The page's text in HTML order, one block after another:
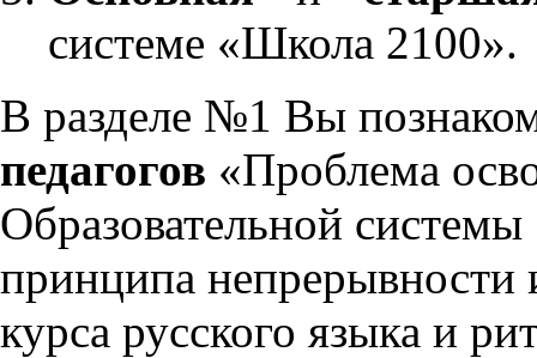
системе «Школа 2100».
В разделе №1 Вы
педагогов «Проблема
Образовательной
принципа непрерывности
курса русского языка и